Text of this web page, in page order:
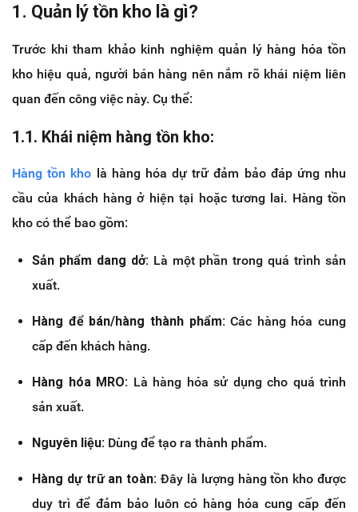
1. Quản lý tồn kho là gì?
Trước khi tham khảo kinh nghiệm quản lý hàng hóa tồn
kho hiệu quả, người bán hàng nên nắm rõ khái niệm liên
quan đến công việc này. Cụ thể:
1.1. Khái niệm hàng tồn kho:
Hàng tồn kho là hàng hóa dự trữ đảm bảo đáp ứng nhu
cầu của khách hàng ở hiện tại hoặc tương lai. Hàng tồn
kho có thể bao gồm:
Sản phẩm dang dở: Là một phần trong quá trình sản
xuất.
Hàng để bán/hàng thành phẩm:Các hàng hóa cung
cấp đến khách hàng.
Hàng hóa MRO: Là hàng hóa sử dụng cho quá trình
sản xuất.
Nguyên liệu: Dùng để tạo ra thành phẩm.
Hàng dự trữ an toàn:Đây là lượng hàng tồn kho được
duy trì để đảm bảo luôn có hàng hóa cung cấp đến